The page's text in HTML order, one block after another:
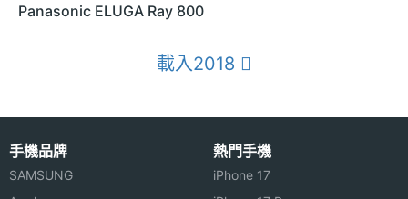
Panasonic ELUGA Ray 800
載入2018
手機品牌
SAMSUNG
熱門手機
iPhone 17